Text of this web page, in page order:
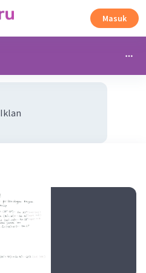
Masuk
Iklan